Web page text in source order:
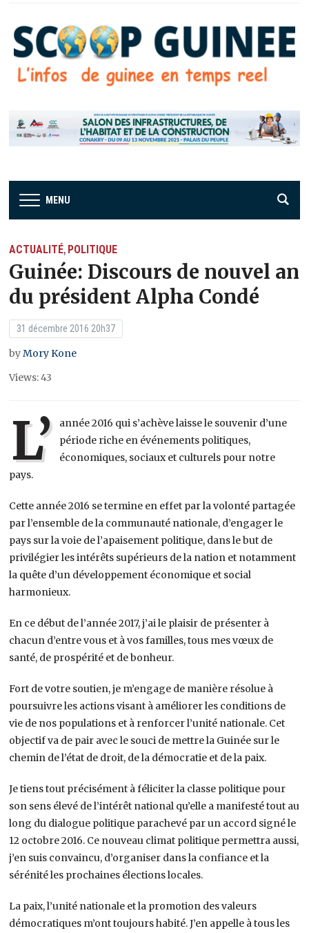
MENU
ACTUALITÉ, POLITIQUE
Guinée: Discours de nouvel an
du président Alpha Condé
31 décembre 2016 20h37
byMory Kone
Views: 43
L’
année 2016 qui s’achève laisse le souvenir d’une
période riche en événements politiques,
économiques, sociaux et culturels pour notre
pays.
Cette année 2016 se termine en effet par la volonté partagée
par l’ensemble de la communauté nationale, d’engager le
pays sur la voie de l’apaisement politique, dans le but de
privilégier les intérêts supérieurs de la nation et notamment
la quête d’un développement économique et social
harmonieux.
En ce début de l’année 2017, j’ai le plaisir de présenter à
chacun d’entre vous et à vos familles, tous mes vœux de
santé, de prospérité et de bonheur.
Fort de votre soutien, je m’engage de manière résolue à
poursuivre les actions visant à améliorer les conditions de
vie de nos populations et à renforcer l’unité nationale. Cet
objectif va de pair avec le souci de mettre la Guinée sur le
chemin de l’état de droit, de la démocratie et de la paix.
Je tiens tout précisément à féliciter la classe politique pour
son sens élevé de l’intérêt national qu’elle a manifesté tout au
long du dialogue politique parachevé par un accord signé le
12 octobre 2016. Ce nouveau climat politique permettra aussi,
j’en suis convaincu, d’organiser dans la confiance et la
sérénité les prochaines élections locales.
La paix, l’unité nationale et la promotion des valeurs
démocratiques m’ont toujours habité. J’en appelle à tous les